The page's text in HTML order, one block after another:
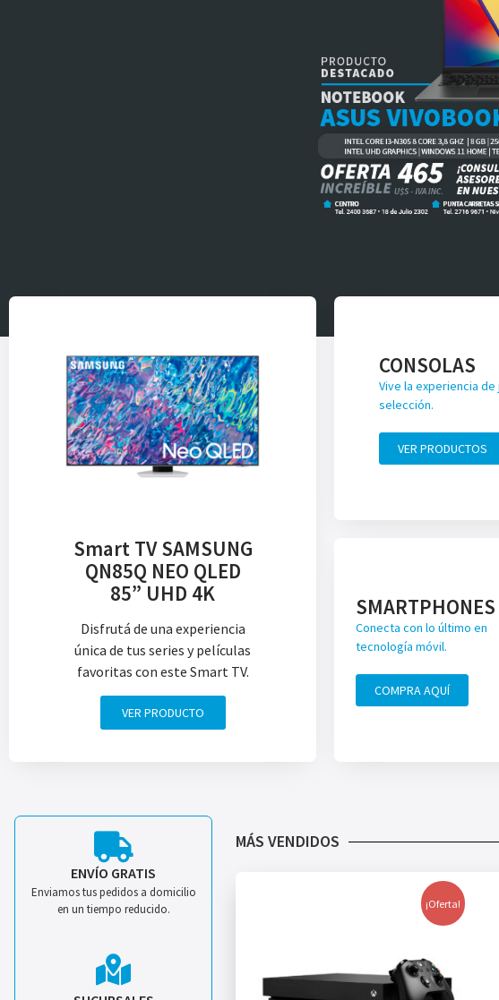
Smart TV SAMSUNG
QN85Q NEO QLED
85” UHD 4K
Disfrutá de una experiencia
única de tus series y películas
favoritas con este Smart TV.
VER PRODUCTO
CONSOLAS
Vive la experiencia
selección.
VER PRODUCTOS
SMARTPHONES
Conecta con lo último en
tecnología móvil.
COMPRA AQUÍ
ENVÍO GRATIS
Enviamos tus pedidos a domicilio
en un tiempo reducido.
MÁS VENDIDOS
¡Oferta!